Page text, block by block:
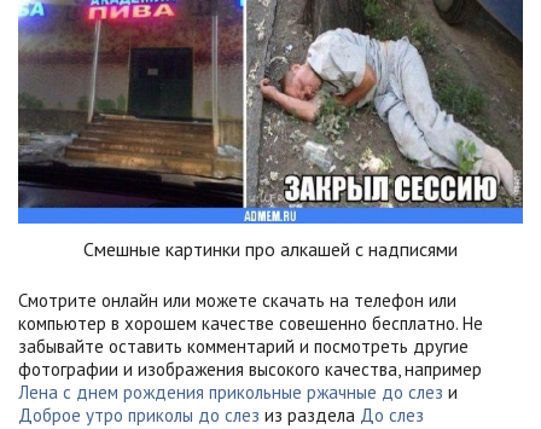
Смешные картинки про алкашей с надписями
Смотрите онлайн или можете скачать на телефон или
компьютер в хорошем качестве совешенно бесплатно. Не
забывайте оставить комментарий и посмотреть другие
фотографии и изображения высокого качества, например
Лена с днем рождения прикольные ржачные до слез и
Доброе утро приколы до слез из раздела До слез